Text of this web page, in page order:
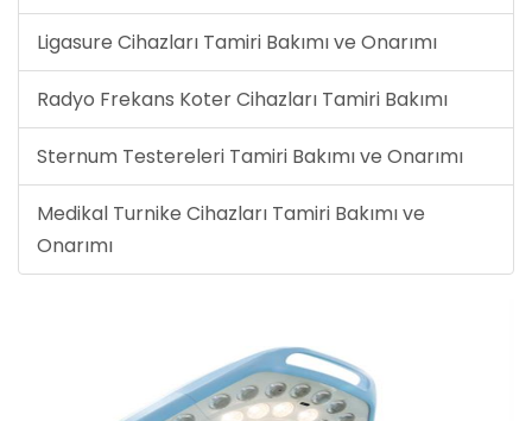
Ligasure Cihazları Tamiri Bakımı ve Onarımı
Radyo Frekans Koter Cihazları Tamiri Bakımı
Sternum Testereleri Tamiri Bakımı ve Onarımı
Medikal Turnike Cihazları Tamiri Bakımı ve
Onarımı